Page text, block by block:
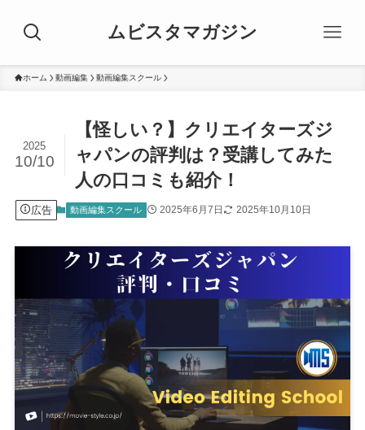
ムビスタマガジン
ホーム 動画編集 動画編集スクール
【怪しい？】クリエイターズジ
ャパンの評判は？受講してみた
人の口コミも紹介！
2025
10/10
広告 動画編集スクール 2025年6月7日 2025年10月10日